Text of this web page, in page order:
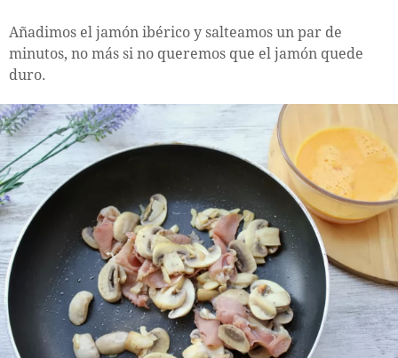
Añadimos el jamón ibérico y salteamos un par de
minutos, no más si no queremos que el jamón quede
duro.